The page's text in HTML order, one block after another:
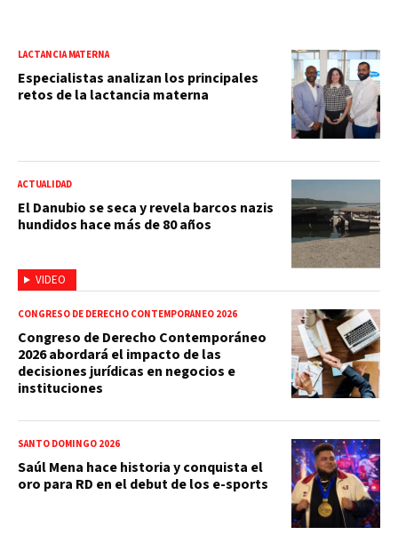
LACTANCIA MATERNA
Especialistas analizan los principales
retos de la lactancia materna
VIDEO
ACTUALIDAD
El Danubio se seca y revela barcos nazis
hundidos hace más de 80 años
CONGRESO DE DERECHO CONTEMPORÁNEO 2026
Congreso de Derecho Contemporáneo
2026 abordará el impacto de las
decisiones jurídicas en negocios e
instituciones
SANTO DOMINGO 2026
Saúl Mena hace historia y conquista el
oro para RD en el debut de los e-sports